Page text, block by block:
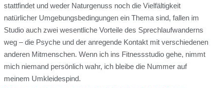
stattfindet und weder Naturgenuss noch die Vielfältigkeit
natürlicher Umgebungsbedingungen ein Thema sind, fallen im
Studio auch zwei wesentliche Vorteile des Sprechlaufwanderns
weg – die Psyche und der anregende Kontakt mit verschiedenen
anderen Mitmenschen. Wenn ich ins Fitnessstudio gehe, nimmt
mich niemand persönlich wahr, ich bleibe die Nummer auf
meinem Umkleidespind.